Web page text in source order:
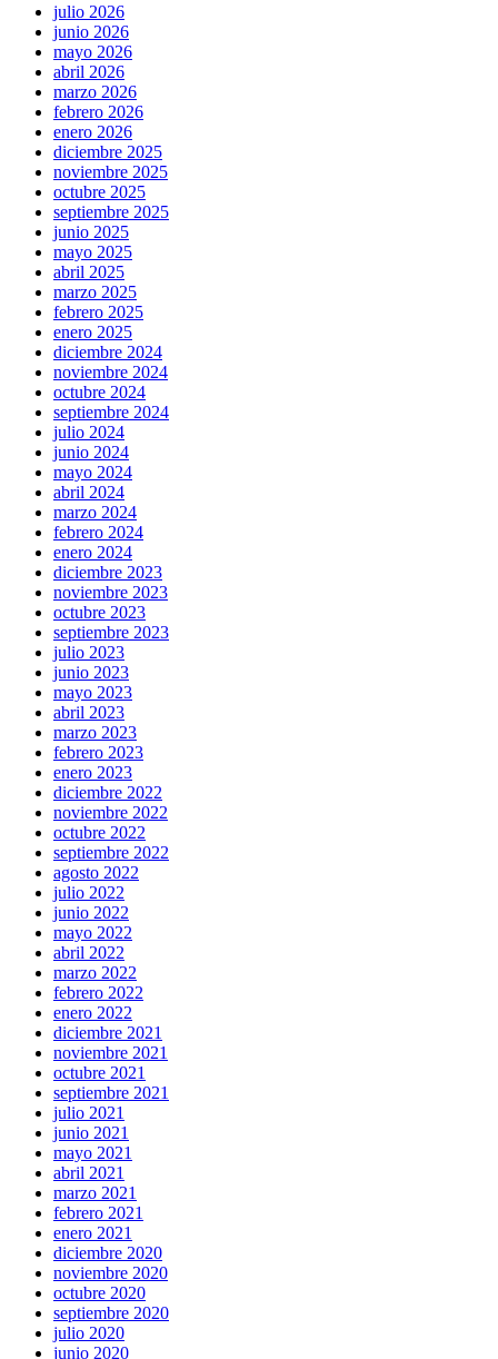
julio 2026
junio 2026
mayo 2026
abril 2026
marzo 2026
febrero 2026
enero 2026
diciembre 2025
noviembre 2025
octubre 2025
septiembre 2025
junio 2025
mayo 2025
abril 2025
marzo 2025
febrero 2025
enero 2025
diciembre 2024
noviembre 2024
octubre 2024
septiembre 2024
julio 2024
junio 2024
mayo 2024
abril 2024
marzo 2024
febrero 2024
enero 2024
diciembre 2023
noviembre 2023
octubre 2023
septiembre 2023
julio 2023
junio 2023
mayo 2023
abril 2023
marzo 2023
febrero 2023
enero 2023
diciembre 2022
noviembre 2022
octubre 2022
septiembre 2022
agosto 2022
julio 2022
junio 2022
mayo 2022
abril 2022
marzo 2022
febrero 2022
enero 2022
diciembre 2021
noviembre 2021
octubre 2021
septiembre 2021
julio 2021
junio 2021
mayo 2021
abril 2021
marzo 2021
febrero 2021
enero 2021
diciembre 2020
noviembre 2020
octubre 2020
septiembre 2020
julio 2020
junio 2020